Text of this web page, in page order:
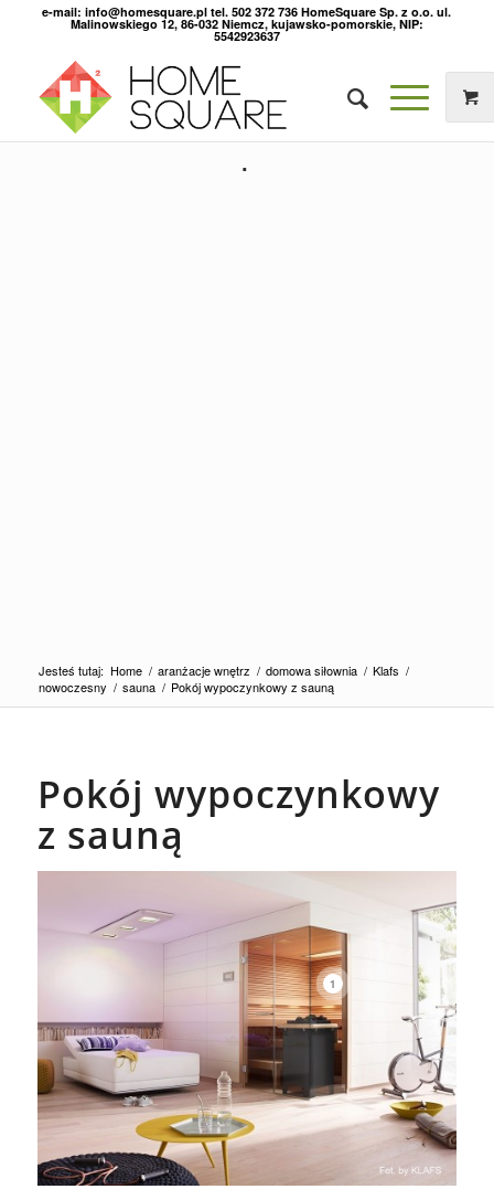
e-mail: info@homesquare.pl tel. 502 372 736 HomeSquare Sp. z o.o. ul.
Malinowskiego 12, 86-032 Niemcz, kujawsko-pomorskie, NIP:
5542923637
Jesteś tutaj: Home / aranżacje wnętrz / domowa siłownia / Klafs /
nowoczesny / sauna / Pokój wypoczynkowy z sauną
Pokój wypoczynkowy
z sauną
1